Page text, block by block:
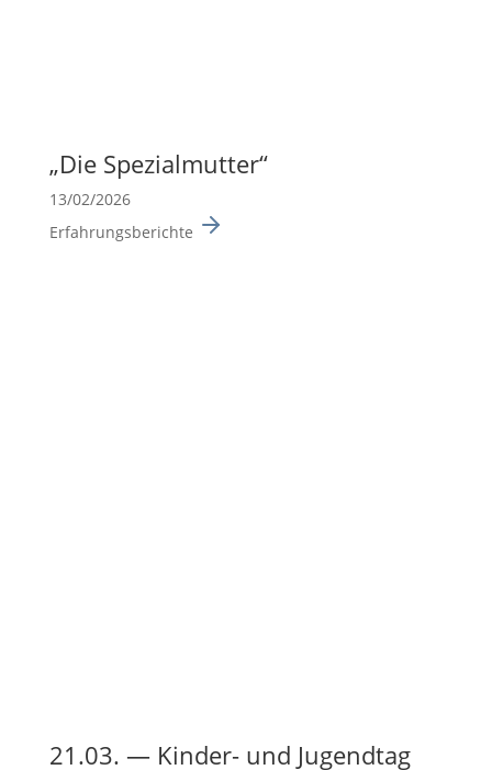
„Die Spezi­al­mutter“
13/02/2026
Erfahrungsberichte
21.03. — Kinder- und Jugendtag